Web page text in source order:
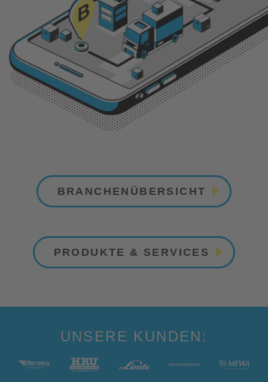
BRANCHENÜBERSICHT
PRODUKTE & SERVICES
UNSERE KUNDEN: